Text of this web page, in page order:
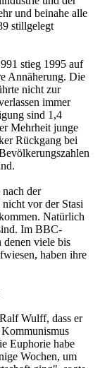
und beinahe alle
stillgelegt
stieg 1995 auf
Annäherung. Die
nicht zur
immer
sind 1,4
Mehrheit junge
Rückgang bei
nach der
vor der Stasi
Natürlich
Im BBC-
viele bis
haben ihre
Wulff, dass er
Euphorie habe
Wochen, um